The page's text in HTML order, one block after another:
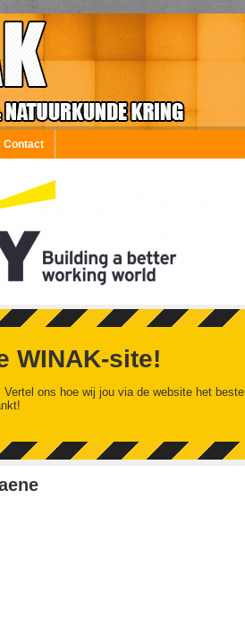
Contact
WINAK-site!
ons hoe wij jou via de website het beste